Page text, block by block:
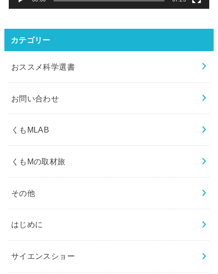
カテゴリー
おススメ科学選書
お問い合わせ
くもMLAB
くもMの取材旅
その他
はじめに
サイエンスショー